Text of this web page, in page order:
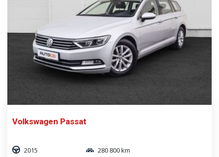
Volkswagen Passat
2015
280 800 km